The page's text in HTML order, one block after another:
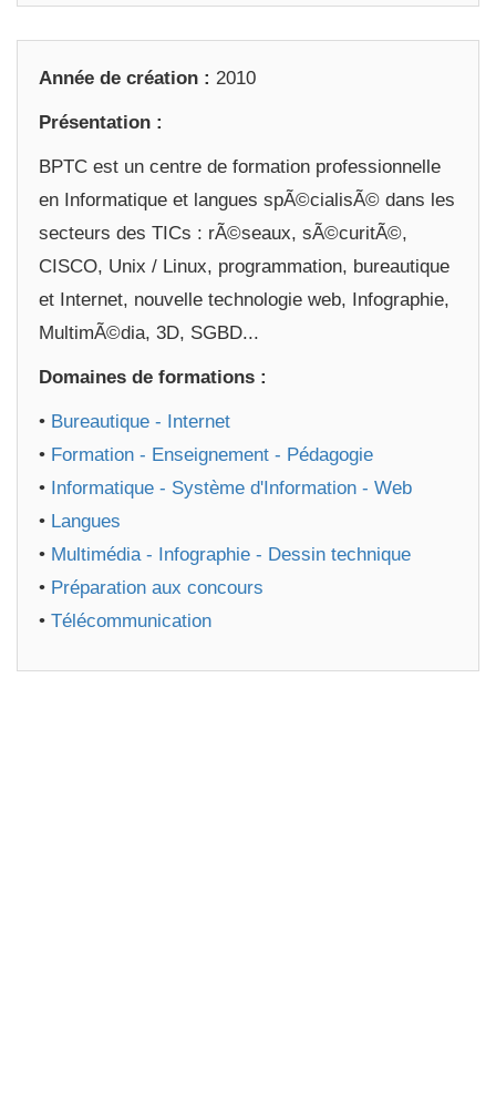
Année de création : 2010
Présentation :
BPTC est un centre de formation professionnelle
en Informatique et langues spÃ©cialisÃ© dans les
secteurs des TICs : rÃ©seaux, sÃ©curitÃ©,
CISCO, Unix / Linux, programmation, bureautique
et Internet, nouvelle technologie web, Infographie,
MultimÃ©dia, 3D, SGBD...
Domaines de formations :
• Bureautique - Internet
• Formation - Enseignement - Pédagogie
• Informatique - Système d'Information - Web
• Langues
• Multimédia - Infographie - Dessin technique
• Préparation aux concours
• Télécommunication